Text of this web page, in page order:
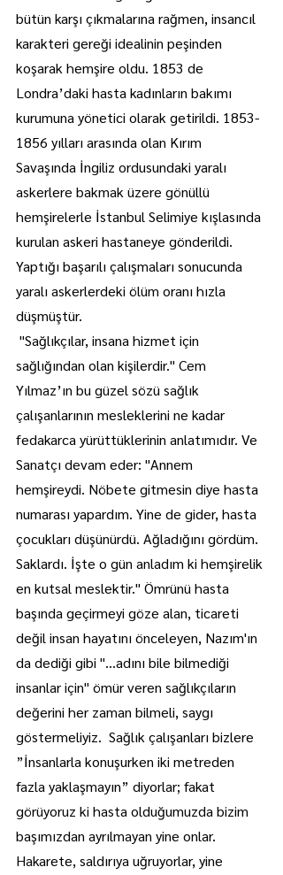
bütün karşı çıkmalarına rağmen, insancıl
karakteri gereği idealinin peşinden
koşarak hemşire oldu. 1853 de
Londra’daki hasta kadınların bakımı
kurumuna yönetici olarak getirildi. 1853-
1856 yılları arasında olan Kırım
Savaşında İngiliz ordusundaki yaralı
askerlere bakmak üzere gönüllü
hemşirelerle İstanbul Selimiye kışlasında
kurulan askeri hastaneye gönderildi.
Yaptığı başarılı çalışmaları sonucunda
yaralı askerlerdeki ölüm oranı hızla
düşmüştür.
''Sağlıkçılar, insana hizmet için
sağlığından olan kişilerdir.'' Cem
Yılmaz’ın bu güzel sözü sağlık
çalışanlarının mesleklerini ne kadar
fedakarca yürüttüklerinin anlatımıdır. Ve
Sanatçı devam eder: ''Annem
hemşireydi. Nöbete gitmesin diye hasta
numarası yapardım. Yine de gider, hasta
çocukları düşünürdü. Ağladığını gördüm.
Saklardı. İşte o gün anladım ki hemşirelik
en kutsal meslektir." Ömrünü hasta
başında geçirmeyi göze alan, ticareti
değil insan hayatını önceleyen, Nazım'ın
da dediği gibi "...adını bile bilmediği
insanlar için" ömür veren sağlıkçıların
değerini her zaman bilmeli, saygı
göstermeliyiz.  Sağlık çalışanları bizlere
”İnsanlarla konuşurken iki metreden
fazla yaklaşmayın” diyorlar; fakat
görüyoruz ki hasta olduğumuzda bizim
başımızdan ayrılmayan yine onlar.
Hakarete, saldırıya uğruyorlar, yine